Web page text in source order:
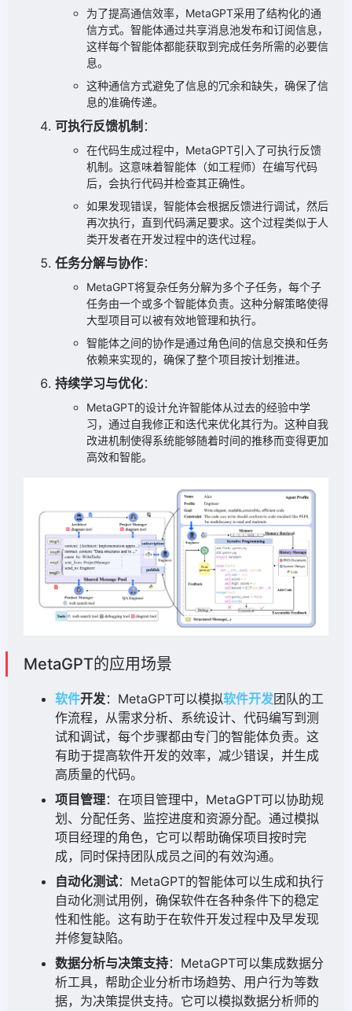
为了提高通信效率，MetaGPT采用了结构化的通
信方式。智能体通过共享消息池发布和订阅信息，
这样每个智能体都能获取到完成任务所需的必要信
息。
这种通信方式避免了信息的冗余和缺失，确保了信
息的准确传递。
可执行反馈机制 ：
在代码生成过程中，MetaGPT引入了可执行反馈
机制。这意味着智能体（如工程师）在编写代码
后，会执行代码并检查其正确性。
如果发现错误，智能体会根据反馈进行调试，然后
再次执行，直到代码满足要求。这个过程类似于人
类开发者在开发过程中的迭代过程。
任务分解与协作：
MetaGPT将复杂任务分解为多个子任务，每个子
任务由一个或多个智能体负责。这种分解策略使得
大型项目可以被有效地管理和执行。
智能体之间的协作是通过角色间的信息交换和任务
依赖来实现的，确保了整个项目按计划推进。
持续学习与优化：
MetaGPT的设计允许智能体从过去的经验中学
习，通过自我修正和迭代来优化其行为。这种自我
改进机制使得系统能够随着时间的推移而变得更加
高效和智能。
MetaGPT的应用场景
软件开发：MetaGPT可以模拟软件开发团队的工
作流程，从需求分析、系统设计、代码编写到测
试和调试，每个步骤都由专门的智能体负责。这
有助于提高软件开发的效率，减少错误，并生成
高质量的代码。
项目管理：在项目管理中，MetaGPT可以协助规
划、分配任务、监控进度和资源分配。通过模拟
项目经理的角色，它可以帮助确保项目按时完
成，同时保持团队成员之间的有效沟通。
自动化测试：MetaGPT的智能体可以生成和执行
自动化测试用例，确保软件在各种条件下的稳定
性和性能。这有助于在软件开发过程中及早发现
并修复缺陷。
数据分析与决策支持：MetaGPT可以集成数据分
析工具，帮助企业分析市场趋势、用户行为等数
据，为决策提供支持。它可以模拟数据分析师的